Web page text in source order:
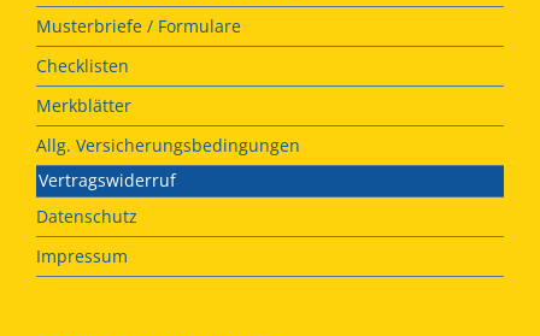
Musterbriefe / Formulare
Checklisten
Merkblätter
Allg. Versicherungsbedingungen
Vertragswiderruf
Datenschutz
Impressum